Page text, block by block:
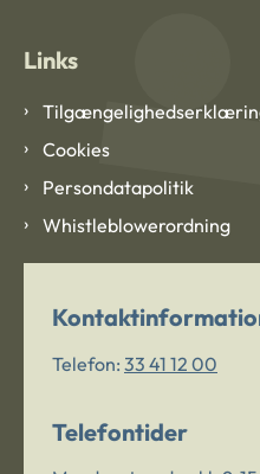
Links
Cookies
Persondatapolitik
Whistleblowerordning
Telefon: 33 41 12 00
Telefontider